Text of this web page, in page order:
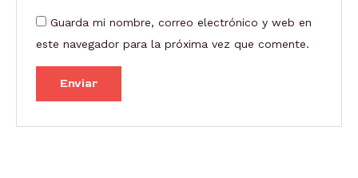
Guarda mi nombre, correo electrónico y web en
este navegador para la próxima vez que comente.